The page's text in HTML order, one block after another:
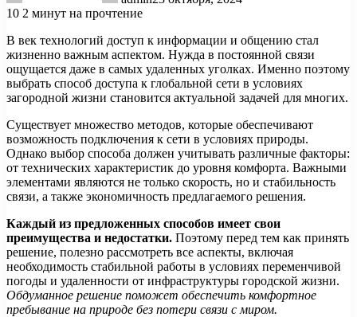
10 2 минут на прочтение
В век технологий доступ к информации и общению стал
жизненно важным аспектом. Нужда в постоянной связи
ощущается даже в самых удаленных уголках. Именно поэтому
выбрать способ доступа к глобальной сети в условиях
загородной жизни становится актуальной задачей для многих.
Существует множество методов, которые обеспечивают
возможность подключения к сети в условиях природы.
Однако выбор способа должен учитывать различные факторы:
от технических характеристик до уровня комфорта. Важными
элементами являются не только скорость, но и стабильность
связи, а также экономичность предлагаемого решения.
Каждый из предложенных способов имеет свои
преимущества и недостатки. Поэтому перед тем как принять
решение, полезно рассмотреть все аспекты, включая
необходимость стабильной работы в условиях переменчивой
погоды и удаленности от инфраструктуры городской жизни.
Обдуманное решение поможет обеспечить комфортное
пребывание на природе без потери связи с миром.